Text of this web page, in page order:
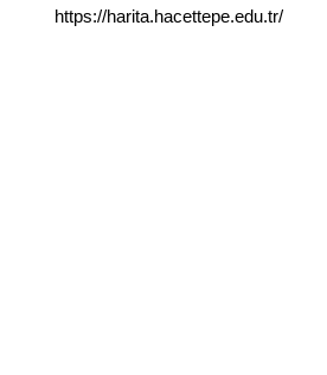
https://harita.hacettepe.edu.tr/